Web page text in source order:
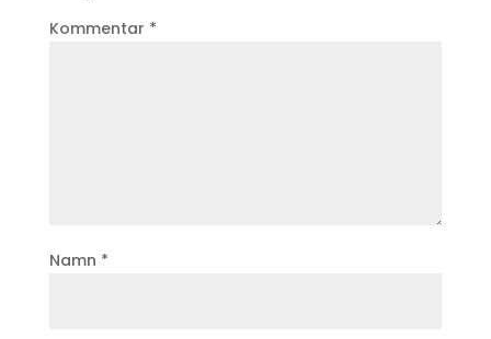
Kommentar *
Namn *